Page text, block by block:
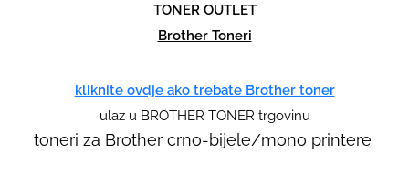
TONER OUTLET
Brother Toneri
kliknite ovdje ako trebate Brother toner
ulaz u BROTHER TONER trgovinu
toneri za Brother crno-bijele/mono printere